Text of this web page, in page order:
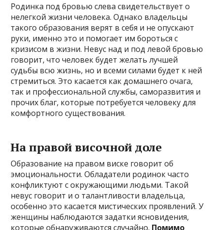
Родинка под бровью слева свидетельствует о
нелегкой жизни человека. Однако владельцы
такого образования верят в себя и не опускают
руки, именно это и помогает им бороться с
кризисом в жизни. Невус над и под левой бровью
говорит, что человек будет желать лучшей
судьбы всю жизнь, но и всеми силами будет к ней
стремиться. Это касается как домашнего очага,
так и профессиональной службы, саморазвития и
прочих благ, которые потребуется человеку для
комфортного существования.
На правой височной доле
Образование на правом виске говорит об
эмоциональности. Обладатели родинок часто
конфликтуют с окружающими людьми. Такой
невус говорит и о талантливости владельца,
особенно это касается мистических проявлений. У
женщины наблюдаются задатки ясновидения,
которые обнаруживаются случайно. Помимо